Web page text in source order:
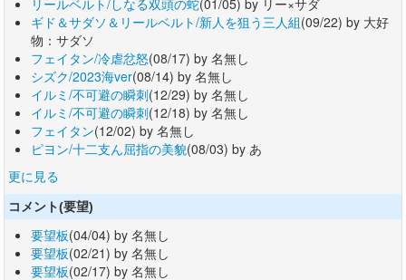
ギド＆サダソ＆リールベルト/新人を狙う三人組(09/22) by 大好
物：サダソ
フェイタン/冷虐忿怒(08/17) by 名無し
シズク/2023海ver(08/14) by 名無し
イルミ/不可避の瞬刺(12/29) by 名無し
イルミ/不可避の瞬刺(12/18) by 名無し
フェイタン(12/02) by 名無し
ピヨン/十二支ん屈指の美貌(08/03) by あ
更に見る
コメント(要望)
要望板(04/04) by 名無し
要望板(02/21) by 名無し
要望板(02/17) by 名無し